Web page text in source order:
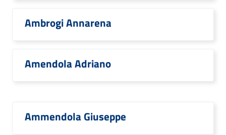
Ambrogi Annarena
Amendola Adriano
Ammendola Giuseppe